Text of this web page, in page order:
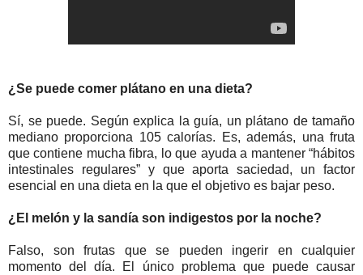
¿Se puede comer plátano en una dieta?
Sí, se puede. Según explica la guía, un plátano de tamaño
mediano proporciona 105 calorías. Es, además, una fruta
que contiene mucha fibra, lo que ayuda a mantener “hábitos
intestinales regulares” y que aporta saciedad, un factor
esencial en una dieta en la que el objetivo es bajar peso.
¿El melón y la sandía son indigestos por la noche?
Falso, son frutas que se pueden ingerir en cualquier
momento del día. El único problema que puede causar